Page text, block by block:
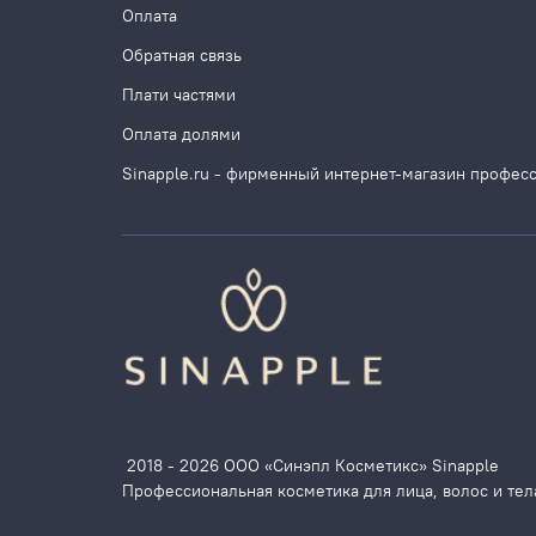
Оплата
Обратная связь
Плати частями
Оплата долями
Sinapple.ru - фирменный интернет-магазин
2018 - 2026 ООО «Синэпл Косметикс» Sinapple
Профессиональная косметика для лица, волос и